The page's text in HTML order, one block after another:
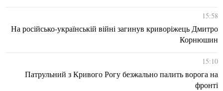
15:58
На російсько-українській війні загинув криворіжець Дмитро
Корнюшин
15:10
Патрульний з Кривого Рогу безжально палить ворога на
фронті